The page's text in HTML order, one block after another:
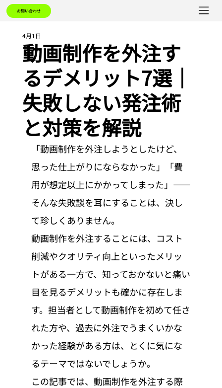
お問い合わせ
動画制作を外注す
るデメリット7選｜
失敗しない発注術
と対策を解説
4月1日
「動画制作を外注しようとしたけど、
思った仕上がりにならなかった」「費
用が想定以上にかかってしまった」——
そんな失敗談を耳にすることは、決し
て珍しくありません。
動画制作を外注することには、コスト
削減やクオリティ向上といったメリッ
トがある一方で、知っておかないと痛い
目を見るデメリットも確かに存在しま
す。担当者として動画制作を初めて任さ
れた方や、過去に外注でうまくいかな
かった経験がある方は、とくに気にな
るテーマではないでしょうか。
この記事では、動画制作を外注する際